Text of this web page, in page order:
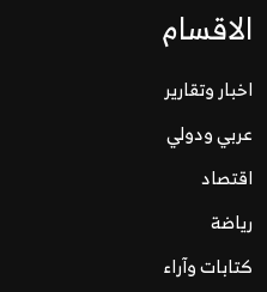
الاقسام
اخبار وتقارير
عربي ودولي
اقتصاد
رياضة
كتابات وآراء